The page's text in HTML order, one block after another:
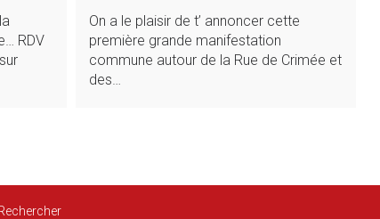
RDV
On a le plaisir de t’ annoncer cette
première grande manifestation
commune autour de la Rue de Crimée et
des…